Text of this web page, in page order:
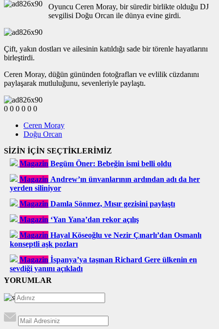
Oyuncu Ceren Moray, bir süredir birlikte olduğu DJ
sevgilisi Doğu Orcan ile dünya evine girdi.
Çift, yakın dostları ve ailesinin katıldığı sade bir törenle hayatlarını
birleştirdi.
Ceren Moray, düğün gününden fotoğrafları ve evlilik cüzdanını
paylaşarak mutluluğunu, sevenleriyle paylaştı.
0 0 0 0 0 0
Ceren Moray
Doğu Orcan
SİZİN İÇİN SEÇTİKLERİMİZ
Magazin Begüm Öner: Bebeğin ismi belli oldu
Magazin Andrew’ın ünvanlarının ardından adı da her
yerden siliniyor
Magazin Damla Sönmez, Mısır gezisini paylaştı
Magazin ‘Yan Yana’dan rekor açılış
Magazin Hayal Köseoğlu ve Nezir Çınarlı’dan Osmanlı
konseptli aşk pozları
Magazin İspanya’ya taşınan Richard Gere ülkenin en
sevdiği yanını açıkladı
YORUMLAR